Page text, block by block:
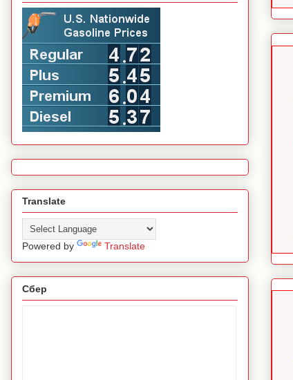
Translate
Powered by Translate
Сбер